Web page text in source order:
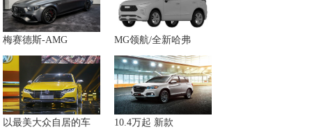
梅赛德斯-AMG MG领航/全新哈弗
以最美大众自居的车 10.4万起 新款